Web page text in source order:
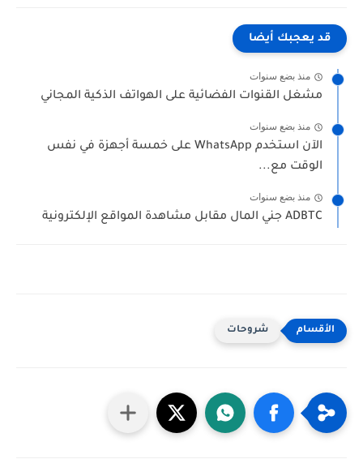
قد يعجبك أيضا
منذ بضع سنوات
مشغل القنوات الفضائية على الهواتف الذكية المجاني
منذ بضع سنوات
الآن استخدم WhatsApp على خمسة أجهزة في نفس
الوقت مع...
منذ بضع سنوات
ADBTC جني المال مقابل مشاهدة المواقع الإلكترونية
شروحات